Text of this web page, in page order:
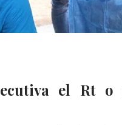
el Rt